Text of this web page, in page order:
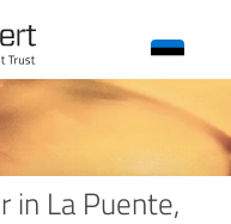
in La Puente,